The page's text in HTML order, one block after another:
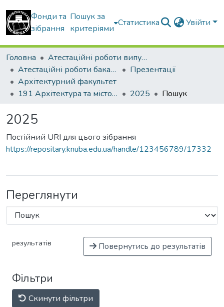
Фонди та
зібрання
Пошук за
критеріями
Статистика Увійти
Головна
Атестаційні роботи випускників
Атестаційні роботи бакалаврів
Презентації
Архітектурний факультет
191 Архітектура та містобудування
2025 Пошук
2025
Постійний URI для цього зібрання
https://repositary.knuba.edu.ua/handle/123456789/17332
Переглянути
результатів Повернутись до результатів
Фільтри
Скинути фільтри